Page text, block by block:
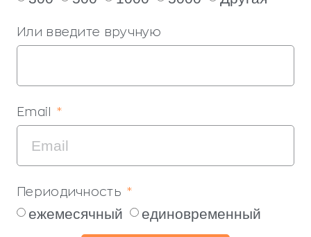
Или введите вручную
Email
Периодичность
ежемесячный единовременный